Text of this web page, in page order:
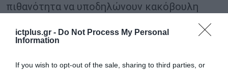
ictplus.gr - Do Not Process My Personal
Information
If you wish to opt-out of the sale, sharing to third parties, or
πιθανότητα να υποδηλώνουν κακόβουλη
πρόθεση, χωρίς να αυξάνεται υπερβολικά ο
αριθμός των ψευδώς θετικών ευρημάτων.
Οι κυβερνοεγκληματίες δεν χρειάζονται